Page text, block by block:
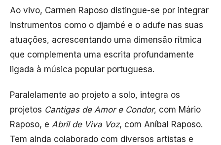
Ao vivo, Carmen Raposo distingue-se por integrar
instrumentos como o djambé e o adufe nas suas
atuações, acrescentando uma dimensão rítmica
que complementa uma escrita profundamente
ligada à música popular portuguesa.
Paralelamente ao projeto a solo, integra os
projetos Cantigas de Amor e Condor, com Mário
Raposo, e Abril de Viva Voz, com Aníbal Raposo.
Tem ainda colaborado com diversos artistas e